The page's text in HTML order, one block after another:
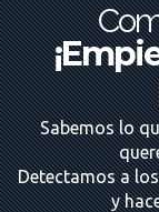
Sabemos lo
Detectamos a
y